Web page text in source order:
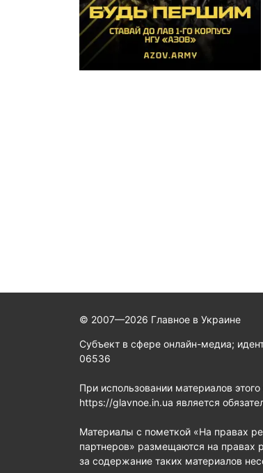
© 2007—2026 Главное в Украине
Субъект в сфере онлайн-медиа;
06536
При использовании материалов
https://glavnoe.in.ua является
Материалы с пометкой «На правах
партнеров» размещаются на правах
за содержание таких материалов